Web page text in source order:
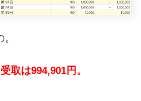
取は994,901円。